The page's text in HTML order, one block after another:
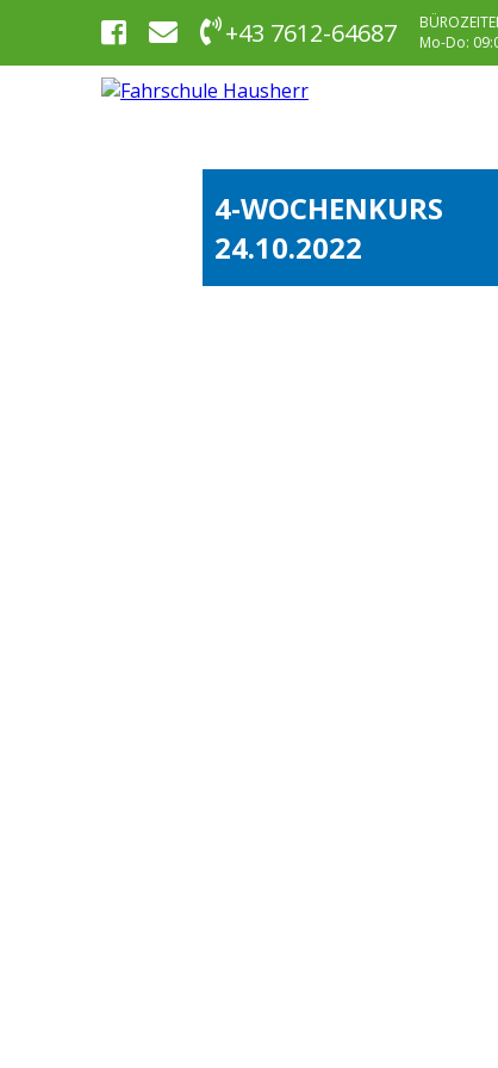
+43 7612-64687
Mo-Do:
4-WOCHENKURS
24.10.2022